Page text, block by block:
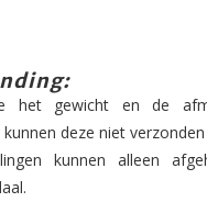
het gewicht en de
deze niet
kunnen alleen